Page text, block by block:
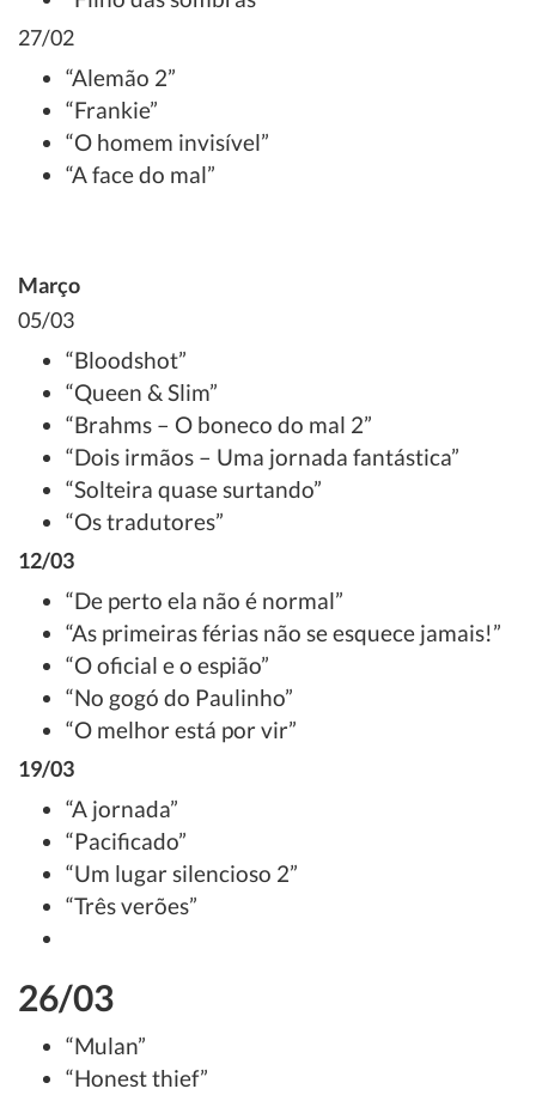
27/02
“Alemão 2”
“Frankie”
“O homem invisível”
“A face do mal”
Março
05/03
“Bloodshot”
“Queen & Slim”
“Brahms – O boneco do mal 2”
“Dois irmãos – Uma jornada fantástica”
“Solteira quase surtando”
“Os tradutores”
12/03
“De perto ela não é normal”
“As primeiras férias não se esquece jamais!”
“O oficial e o espião”
“No gogó do Paulinho”
“O melhor está por vir”
19/03
“A jornada”
“Pacificado”
“Um lugar silencioso 2”
“Três verões”
26/03
“Mulan”
“Honest thief”